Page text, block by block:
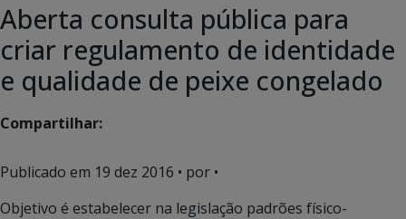
Aberta consulta pública para
criar regulamento de identidade
e qualidade de peixe congelado
Compartilhar:
Publicado em 19 dez 2016 • por •
Objetivo é estabelecer na legislação padrões físico-